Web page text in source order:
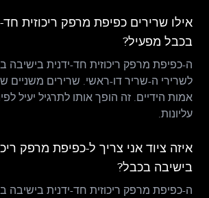
אילו שרירים כפיפת מרפק ריכוזית
בכבל מפעיל?
ה-כפיפת מרפק ריכוזית חד-ידנית בישיבה
לשרירי ה-שריר דו-ראשי. שרירים משניים
אמות הידיים. זה הופך אותו לתרגיל יעיל
עליונות.
איזה ציוד אני צריך ל-כפיפת מרפק
בישיבה בכבל?
ה-כפיפת מרפק ריכוזית חד-ידנית בישיבה